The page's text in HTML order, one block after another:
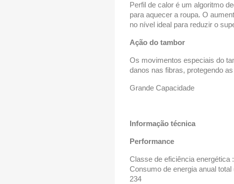
Perfil de calor é um algoritmo
para aquecer a roupa. O
no nível ideal para reduzir o
Ação do tambor
Os movimentos especiais do
danos nas fibras, protegendo
Grande Capacidade
Informação técnica
Performance
Classe de eficiência energética
Consumo de energia anual
234